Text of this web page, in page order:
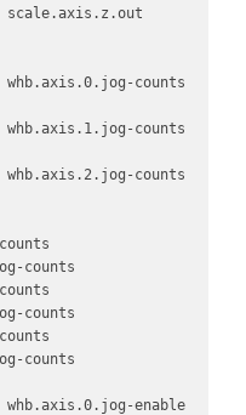
counts
counts
counts
counts
counts
counts
enable